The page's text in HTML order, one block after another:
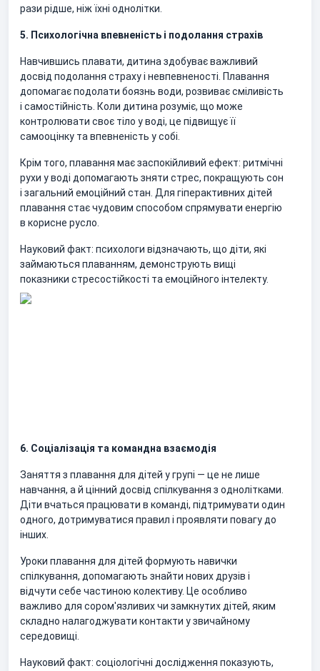
рази рідше, ніж їхні однолітки.
5. Психологічна впевненість і подолання страхів
Навчившись плавати, дитина здобуває важливий
досвід подолання страху і невпевненості. Плавання
допомагає подолати боязнь води, розвиває сміливість
і самостійність. Коли дитина розуміє, що може
контролювати своє тіло у воді, це підвищує її
самооцінку та впевненість у собі.
Крім того, плавання має заспокійливий ефект: ритмічні
рухи у воді допомагають зняти стрес, покращують сон
і загальний емоційний стан. Для гіперактивних дітей
плавання стає чудовим способом спрямувати енергію
в корисне русло.
Науковий факт: психологи відзначають, що діти, які
займаються плаванням, демонструють вищі
показники стресостійкості та емоційного інтелекту.
6. Соціалізація та командна взаємодія
Заняття з плавання для дітей у групі — це не лише
навчання, а й цінний досвід спілкування з однолітками.
Діти вчаться працювати в команді, підтримувати один
одного, дотримуватися правил і проявляти повагу до
інших.
Уроки плавання для дітей формують навички
спілкування, допомагають знайти нових друзів і
відчути себе частиною колективу. Це особливо
важливо для сором'язливих чи замкнутих дітей, яким
складно налагоджувати контакти у звичайному
середовищі.
Науковий факт: соціологічні дослідження показують,